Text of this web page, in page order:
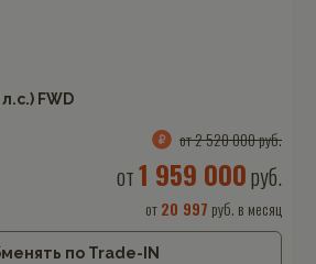
л.с.) FWD
от 2 520 000 руб.
от1 959 000руб.
от20 997 руб. в месяц
по Trade-IN